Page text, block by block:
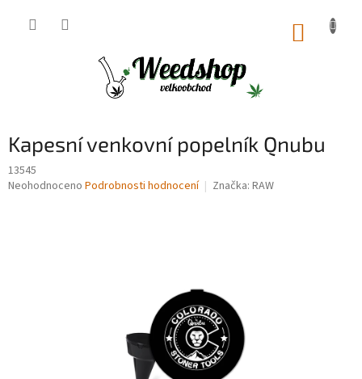
Kapesní venkovní popelník Qnubu
13545
Průměrné
Neohodnoceno Podrobnosti hodnocení Značka: RAW